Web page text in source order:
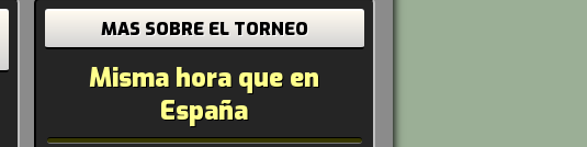
MAS SOBRE EL TORNEO
Misma hora que en
España